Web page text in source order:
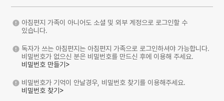
아침편지 가족이 아니어도 소셜 및 외부 계정으로 로그인할 수
있습니다.
독자가 쓰는 아침편지는 아침편지 가족으로 로그인하셔야 가능합니다.
비밀번호가 없으신 분은 비밀번호를 만드신 후에 이용해 주세요.
비밀번호 만들기>
비밀번호가 기억이 안날경우, 비밀번호 찾기를 이용해주세요.
비밀번호 찾기>